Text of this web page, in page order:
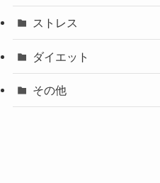
ストレス
ダイエット
その他